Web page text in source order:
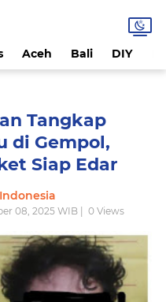
Aceh Bali DIY
Tangkap
di Gempol,
Siap Edar
08, 2025 WIB | 0Views